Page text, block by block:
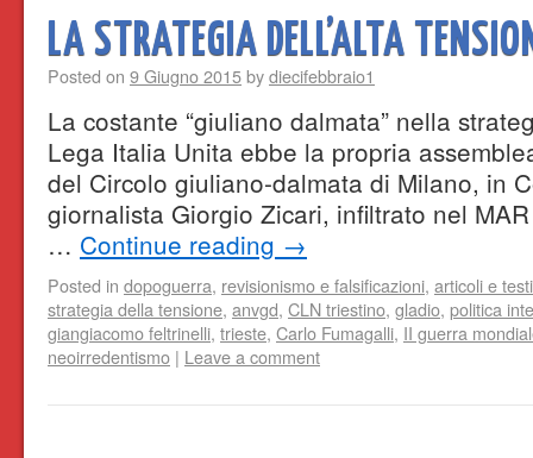
LA STRATEGIA DELL’ALTA
Posted on 9 Giugno 2015bydiecifebbraio1
La costante “giuliano dalmata” nella
Lega Italia Unita ebbe la propria
del Circolo giuliano-dalmata di Milano, in
giornalista Giorgio Zicari, infiltrato nel
… Continue reading →
Posted in dopoguerra, revisionismo e falsificazioni, articoli e testi
strategia della tensione, anvgd, CLN triestino, gladio, politica
giangiacomo feltrinelli, trieste, Carlo Fumagalli, II guerra
neoirredentismo | Leave a comment